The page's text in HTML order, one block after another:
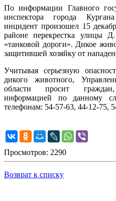
По информации Главного
инспектора города
инцидент произошел 15
районе перекрестка улицы
«танковой дороги». Дикое
защитившей хозяйку от
Учитывая серьезную
дикого животного,
области просит
информацией по данному
телефонам: 54-57-63, 44-12-75,
Просмотров: 2290
Возврат к списку